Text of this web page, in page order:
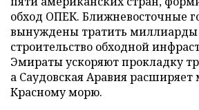
обход ОПЕК. Ближневосточные
вынуждены тратить миллиарды
строительство обходной
Эмираты ускоряют прокладку
а Саудовская Аравия
Красному морю.